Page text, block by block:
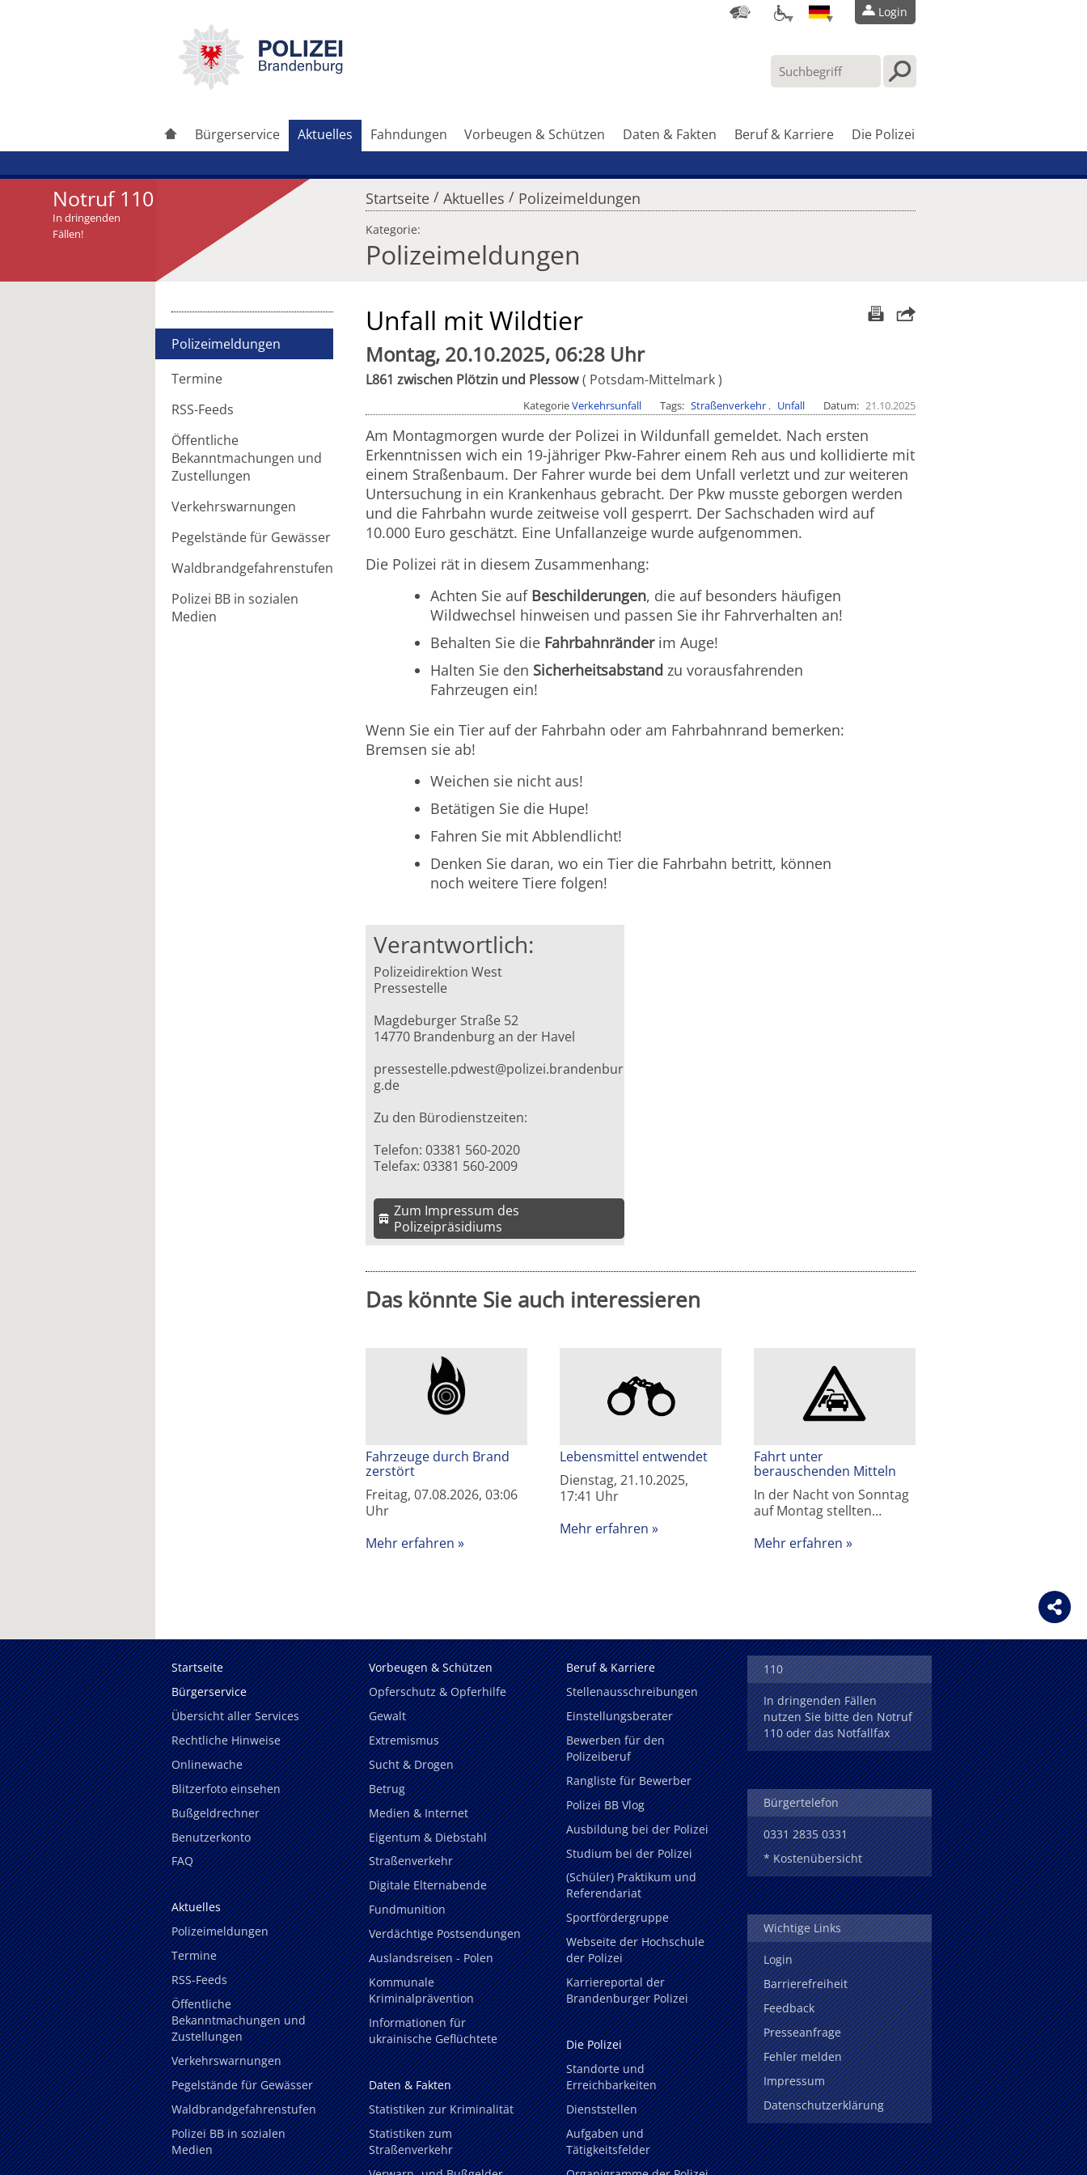
Login
Bürgerservice Aktuelles Fahndungen Vorbeugen & Schützen Daten & Fakten Beruf & Karriere Die Polizei
Notruf 110
In dringenden
Fällen!
Startseite / Aktuelles / Polizeimeldungen
Kategorie:
Polizeimeldungen
Polizeimeldungen
Termine
RSS-Feeds
Öffentliche
Bekanntmachungen und
Zustellungen
Verkehrswarnungen
Pegelstände für Gewässer
Waldbrandgefahrenstufen
Polizei BB in sozialen
Medien
Artikel weiterleiten Unfall mit Wildtier
Montag, 20.10.2025, 06:28 Uhr
L861 zwischen Plötzin und Plessow Potsdam-Mittelmark
KategorieVerkehrsunfall Tags Straßenverkehr Unfall Datum 21.10.2025
Am Montagmorgen wurde der Polizei in Wildunfall gemeldet. Nach ersten
Erkenntnissen wich ein 19-jähriger Pkw-Fahrer einem Reh aus und kollidierte mit
einem Straßenbaum. Der Fahrer wurde bei dem Unfall verletzt und zur weiteren
Untersuchung in ein Krankenhaus gebracht. Der Pkw musste geborgen werden
und die Fahrbahn wurde zeitweise voll gesperrt. Der Sachschaden wird auf
10.000 Euro geschätzt. Eine Unfallanzeige wurde aufgenommen.
Die Polizei rät in diesem Zusammenhang:
Achten Sie auf Beschilderungen, die auf besonders häufigen
Wildwechsel hinweisen und passen Sie ihr Fahrverhalten an!
Behalten Sie die Fahrbahnränderim Auge!
Halten Sie den Sicherheitsabstand zu vorausfahrenden
Fahrzeugen ein!
Wenn Sie ein Tier auf der Fahrbahn oder am Fahrbahnrand bemerken:
Bremsen sie ab!
Weichen sie nicht aus!
Betätigen Sie die Hupe!
Fahren Sie mit Abblendlicht!
Denken Sie daran, wo ein Tier die Fahrbahn betritt, können
noch weitere Tiere folgen!
Verantwortlich:
Polizeidirektion West
Pressestelle
Magdeburger Straße 52
14770 Brandenburg an der Havel
pressestelle.pdwest@polizei.brandenbur
g.de
Zu den Bürodienstzeiten:
Telefon: 03381 560-2020
Telefax: 03381 560-2009
Zum Impressum des
Polizeipräsidiums
Das könnte Sie auch interessieren
Fahrzeuge durch Brand
zerstört
Freitag, 07.08.2026, 03:06
Uhr
Mehr erfahren
Lebensmittel entwendet
Dienstag, 21.10.2025,
17:41 Uhr
Mehr erfahren
Fahrt unter
berauschenden Mitteln
In der Nacht von Sonntag
auf Montag stellten…
Mehr erfahren
Startseite
Bürgerservice
Übersicht aller Services
Rechtliche Hinweise
Onlinewache
Blitzerfoto einsehen
Bußgeldrechner
Benutzerkonto
FAQ
Aktuelles
Polizeimeldungen
Termine
RSS-Feeds
Öffentliche
Bekanntmachungen und
Zustellungen
Verkehrswarnungen
Pegelstände für Gewässer
Waldbrandgefahrenstufen
Polizei BB in sozialen
Medien
Vorbeugen & Schützen
Opferschutz & Opferhilfe
Gewalt
Extremismus
Sucht & Drogen
Betrug
Medien & Internet
Eigentum & Diebstahl
Straßenverkehr
Digitale Elternabende
Fundmunition
Verdächtige Postsendungen
Auslandsreisen - Polen
Kommunale
Kriminalprävention
Informationen für
ukrainische Geflüchtete
Daten & Fakten
Statistiken zur Kriminalität
Statistiken zum
Straßenverkehr
Beruf & Karriere
Stellenausschreibungen
Einstellungsberater
Bewerben für den
Polizeiberuf
Rangliste für Bewerber
Polizei BB Vlog
Ausbildung bei der Polizei
Studium bei der Polizei
(Schüler) Praktikum und
Referendariat
Sportfördergruppe
Webseite der Hochschule
der Polizei
Karriereportal der
Brandenburger Polizei
Die Polizei
Standorte und
Erreichbarkeiten
Dienststellen
Aufgaben und
Tätigkeitsfelder
110
In dringenden Fällen
nutzen Sie bitte den Notruf
110 oder das Notfallfax
Bürgertelefon
0331 2835 0331
* Kostenübersicht
Wichtige Links
Login
Barrierefreiheit
Feedback
Presseanfrage
Fehler melden
Impressum
Datenschutzerklärung